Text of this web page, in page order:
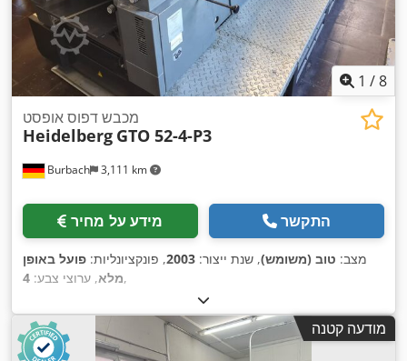
1 /8
Burbach 3,111 km
מכבש דפוס אופסט
Heidelberg GTO 52-4-P3
מידע על מחיר התקשר
מצב: טוב (משומש), שנת ייצור: 2003, פונקציונליות: פועל באופן
מלא, ערוצי צבע: 4 ,
מודעה קטנה